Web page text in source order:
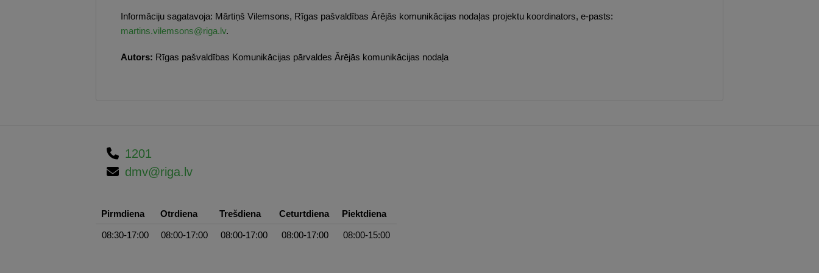
Informāciju sagatavoja: Mārtiņš Vilemsons, Rīgas pašvaldības Ārējās komunikācijas nodaļas projektu koordinators, e-pasts:
martins.vilemsons@riga.lv.
Autors: Rīgas pašvaldības Komunikācijas pārvaldes Ārējās komunikācijas nodaļa
1201
dmv@riga.lv
Pirmdiena Otrdiena Trešdiena Ceturtdiena Piektdiena
08:30-17:00 08:00-17:00 08:00-17:00 08:00-17:00 08:00-15:00